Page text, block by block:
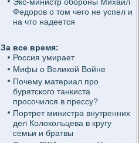
Федоров о том чего не успел и
на что надеется
За все время:
Россия умирает
Мифы о Великой Войне
Почему материал про
бурятского танкиста
просочился в прессу?
Портрет министра внутренних
дел Колокольцева в кругу
семьи и братвы